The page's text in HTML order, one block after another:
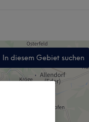
In diesem Gebiet suchen
,